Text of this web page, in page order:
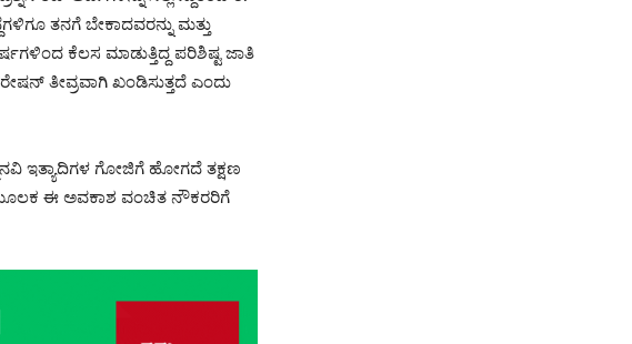
ತನಗೆ ಬೇಕಾದವರನ್ನು ಮತ್ತು
ಕೆಲಸ ಮಾಡುತ್ತಿದ್ದ ಪರಿಶಿಷ್ಟ ಜಾತಿ
ತೀವ್ರವಾಗಿ ಖಂಡಿಸುತ್ತದೆ ಎಂದು
ಇತ್ಯಾದಿಗಳ ಗೋಜಿಗೆ ಹೋಗದೆ ತಕ್ಷಣ
ಮೂಲಕ ಈ ಅವಕಾಶ ವಂಚಿತ ನೌಕರರಿಗೆ